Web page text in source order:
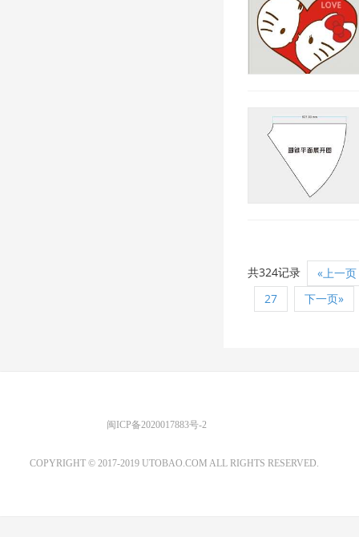
共324记录
«上一页
27
下一页»
闽ICP备2020017883号-2
COPYRIGHT © 2017-2019 UTOBAO.COM ALL RIGHTS RESERVED.